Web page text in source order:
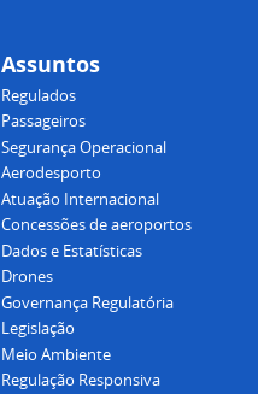
Assuntos
Regulados
Passageiros
Segurança Operacional
Aerodesporto
Atuação Internacional
Concessões de aeroportos
Dados e Estatísticas
Drones
Governança Regulatória
Legislação
Meio Ambiente
Regulação Responsiva